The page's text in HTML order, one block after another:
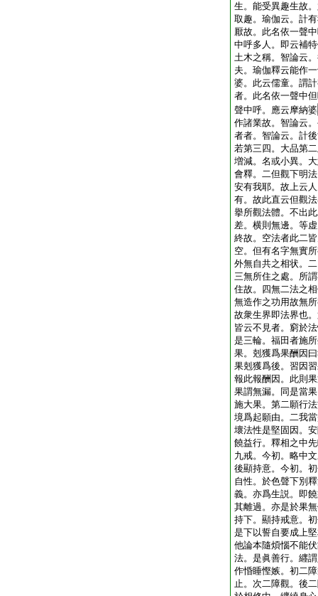
生。能受異趣生故
取趣。瑜伽云。計
厭故。此名依一聲
中呼多人。即云補
土木之稱。智論云
夫。瑜伽釋云能作
婆。此云儒童。謂
者。此名依一聲中
聲中呼。應云摩納婆
作諸業故。智論云
者者。智論云。計
若第三四。大品第
増減。名或小異。
會釋。二但觀下明
安有我耶。故上云
有。故此直云但觀
擧所觀法體。不出
差。横則無邊。等
終故。空法者此二
空。但有名字無實
外無自共之相状。
三無所住之處。所
住故。四無二法之
無造作之功用故無
故衆生界即法界也
皆云不見者。窮於
是三輪。福田者施
果。剋獲爲果酬因
果剋獲爲後。習因
報此報酬因。此則
果謂無漏。同是當
施大果。第二願行
境爲起願由。二我
壞法性是堅固因。
饒益行。釋相之中
九戒。今初。略中
後顯持意。今初。
自性。於色聲下別
義。亦爲生説。即
其離過。亦是於果
持下。顯持戒意。
是下以誓自要成上
他論本隨煩惱不能
法。是眞善行。纒
作惛睡慳嫉。初二
止。次二障觀。後